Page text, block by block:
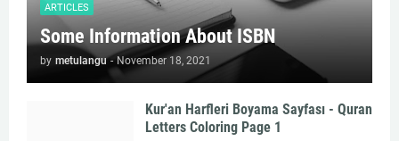
ARTICLES
Some Information About ISBN
by metulangu - November 18, 2021
Kur'an Harfleri Boyama Sayfası - Quran
Letters Coloring Page 1